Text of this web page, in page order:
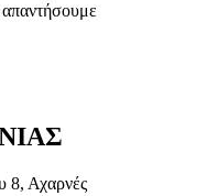
8, Αχαρνές